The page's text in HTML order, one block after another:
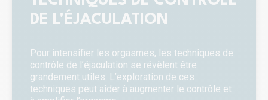
DE L'ÉJACULATION
Pour intensifier les orgasmes, les techniques de
contrôle de l’éjaculation se révèlent être
grandement utiles. L’exploration de ces
techniques peut aider à augmenter le contrôle et